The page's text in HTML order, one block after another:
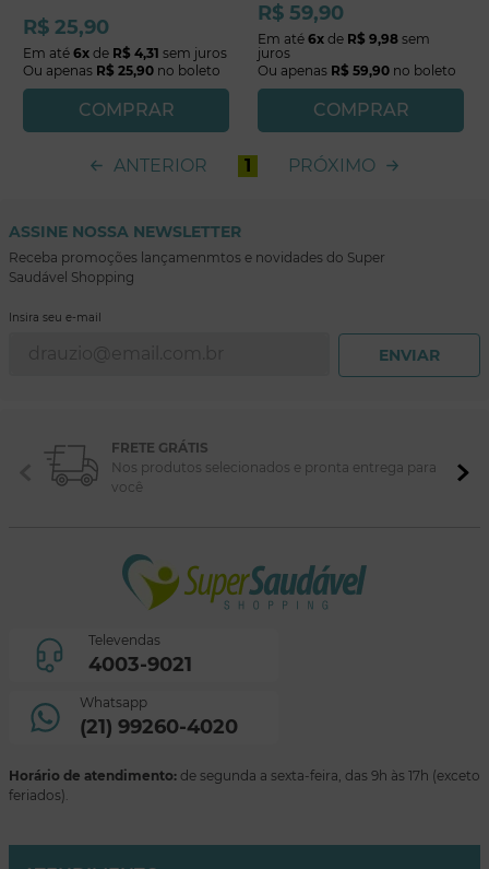
R$ 25,90
Em até 6x de R$ 4,31 sem juros
Ou apenas R$ 25,90 no boleto
COMPRAR
R$ 59,90
Em até 6x de R$ 9,98 sem
juros
Ou apenas R$ 59,90 no boleto
COMPRAR
ANTERIOR 1 PRÓXIMO
ASSINE NOSSA NEWSLETTER
Receba promoções lançamenmtos e novidades do Super
Saudável Shopping
Insira seu e-mail
ENVIAR
FRETE GRÁTIS
Nos produtos selecionados e pronta entrega para
você
Televendas
4003-9021
Whatsapp
(21) 99260-4020
Horário de atendimento: de segunda a sexta-feira, das 9h às 17h (exceto
feriados).